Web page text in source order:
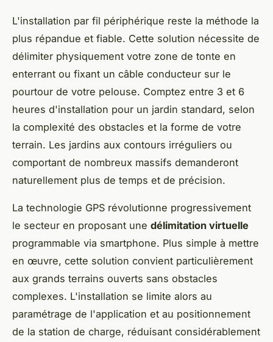
L'installation par fil périphérique reste la méthode la
plus répandue et fiable. Cette solution nécessite de
délimiter physiquement votre zone de tonte en
enterrant ou fixant un câble conducteur sur le
pourtour de votre pelouse. Comptez entre 3 et 6
heures d'installation pour un jardin standard, selon
la complexité des obstacles et la forme de votre
terrain. Les jardins aux contours irréguliers ou
comportant de nombreux massifs demanderont
naturellement plus de temps et de précision.
La technologie GPS révolutionne progressivement
le secteur en proposant une délimitation virtuelle
programmable via smartphone. Plus simple à mettre
en œuvre, cette solution convient particulièrement
aux grands terrains ouverts sans obstacles
complexes. L'installation se limite alors au
paramétrage de l'application et au positionnement
de la station de charge, réduisant considérablement